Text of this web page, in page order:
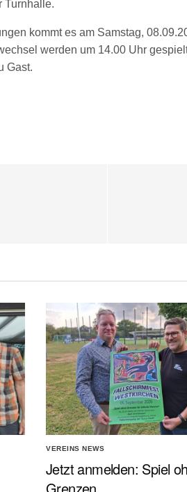
Turnhalle.
kommt es am Samstag,
werden um 14.00 Uhr
Gast.
VEREINS NEWS
Jetzt anmelden: Spiel